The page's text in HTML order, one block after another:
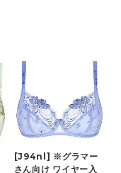
[J94nl] ※グラマー
さん向け ワイヤー入